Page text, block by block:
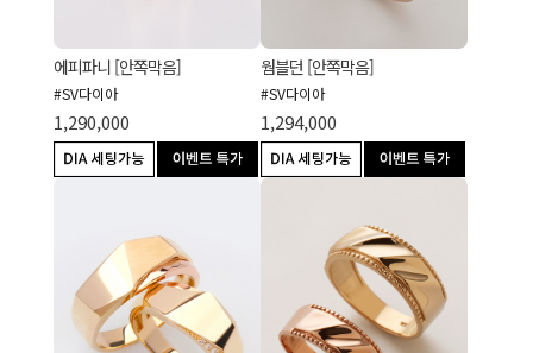
에피파니 [안쪽막음]
#SV다이아
1,290,000
웜블던 [안쪽막음]
#SV다이아
1,294,000